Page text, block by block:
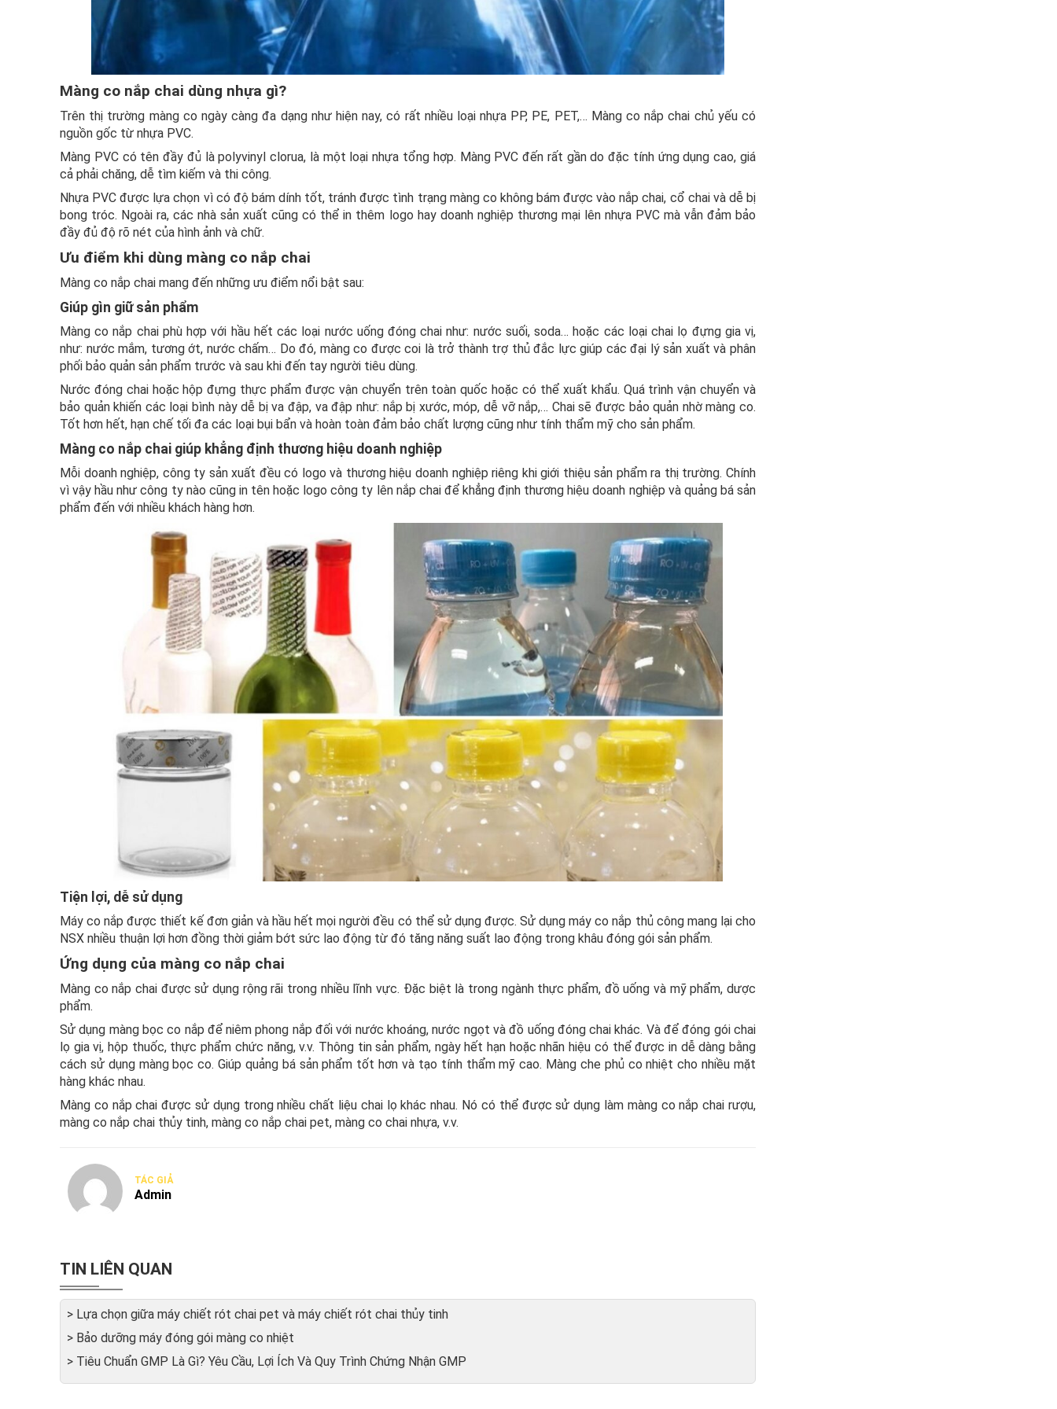
Màng co nắp chai dùng nhựa gì?
Trên thị trường màng co ngày càng đa dạng như hiện nay, có rất nhiều loại nhựa PP, PE, PET,… Màng co nắp chai chủ yếu có
nguồn gốc từ nhựa PVC.
Màng PVC có tên đầy đủ là polyvinyl clorua, là một loại nhựa tổng hợp. Màng PVC đến rất gần do đặc tính ứng dụng cao, giá
cả phải chăng, dễ tìm kiếm và thi công.
Nhựa PVC được lựa chọn vì có độ bám dính tốt, tránh được tình trạng màng co không bám được vào nắp chai, cổ chai và dễ bị
bong tróc. Ngoài ra, các nhà sản xuất cũng có thể in thêm logo hay doanh nghiệp thương mại lên nhựa PVC mà vẫn đảm bảo
đầy đủ độ rõ nét của hình ảnh và chữ.
Ưu điểm khi dùng màng co nắp chai
Màng co nắp chai mang đến những ưu điểm nổi bật sau:
Giúp gìn giữ sản phẩm
Màng co nắp chai phù hợp với hầu hết các loại nước uống đóng chai như: nước suối, soda… hoặc các loại chai lọ đựng gia vị,
như: nước mắm, tương ớt, nước chấm… Do đó, màng co được coi là trở thành trợ thủ đắc lực giúp các đại lý sản xuất và phân
phối bảo quản sản phẩm trước và sau khi đến tay người tiêu dùng.
Nước đóng chai hoặc hộp đựng thực phẩm được vận chuyển trên toàn quốc hoặc có thể xuất khẩu. Quá trình vận chuyển và
bảo quản khiến các loại bình này dễ bị va đập, va đập như: nắp bị xước, móp, dễ vỡ nắp,… Chai sẽ được bảo quản nhờ màng co.
Tốt hơn hết, hạn chế tối đa các loại bụi bẩn và hoàn toàn đảm bảo chất lượng cũng như tính thẩm mỹ cho sản phẩm.
Màng co nắp chai giúp khẳng định thương hiệu doanh nghiệp
Mỗi doanh nghiệp, công ty sản xuất đều có logo và thương hiệu doanh nghiệp riêng khi giới thiệu sản phẩm ra thị trường. Chính
vì vậy hầu như công ty nào cũng in tên hoặc logo công ty lên nắp chai để khẳng định thương hiệu doanh nghiệp và quảng bá sản
phẩm đến với nhiều khách hàng hơn.
Tiện lợi, dễ sử dụng
Máy co nắp được thiết kế đơn giản và hầu hết mọi người đều có thể sử dụng được. Sử dụng máy co nắp thủ công mang lại cho
NSX nhiều thuận lợi hơn đồng thời giảm bớt sức lao động từ đó tăng năng suất lao động trong khâu đóng gói sản phẩm.
Ứng dụng của màng co nắp chai
Màng co nắp chai được sử dụng rộng rãi trong nhiều lĩnh vực. Đặc biệt là trong ngành thực phẩm, đồ uống và mỹ phẩm, dược
phẩm.
Sử dụng màng bọc co nắp để niêm phong nắp đối với nước khoáng, nước ngọt và đồ uống đóng chai khác. Và để đóng gói chai
lọ gia vị, hộp thuốc, thực phẩm chức năng, v.v. Thông tin sản phẩm, ngày hết hạn hoặc nhãn hiệu có thể được in dễ dàng bằng
cách sử dụng màng bọc co. Giúp quảng bá sản phẩm tốt hơn và tạo tính thẩm mỹ cao. Màng che phủ co nhiệt cho nhiều mặt
hàng khác nhau.
Màng co nắp chai được sử dụng trong nhiều chất liệu chai lọ khác nhau. Nó có thể được sử dụng làm màng co nắp chai rượu,
màng co nắp chai thủy tinh, màng co nắp chai pet, màng co chai nhựa, v.v.
TÁC GIẢ
Admin
TIN LIÊN QUAN
> Lựa chọn giữa máy chiết rót chai pet và máy chiết rót chai thủy tinh
> Bảo dưỡng máy đóng gói màng co nhiệt
> Tiêu Chuẩn GMP Là Gì? Yêu Cầu, Lợi Ích Và Quy Trình Chứng Nhận GMP